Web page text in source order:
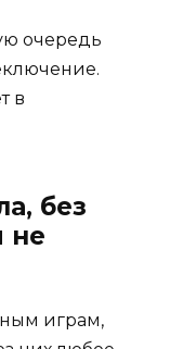
очередь
в
без
не
играм,